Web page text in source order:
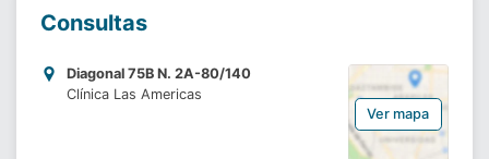
Consultas
Diagonal 75B N. 2A-80/140
Clínica Las Americas
Ver mapa